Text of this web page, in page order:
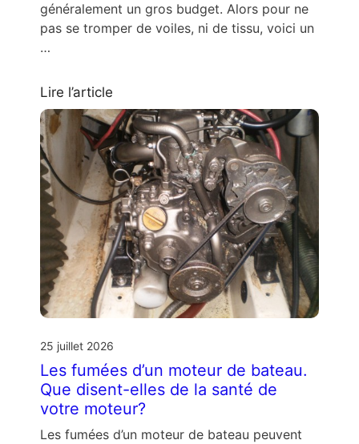
généralement un gros budget. Alors pour ne
pas se tromper de voiles, ni de tissu, voici un
…
Lire l’article
25 juillet 2026
Les fumées d’un moteur de bateau.
Que disent-elles de la santé de
votre moteur?
Les fumées d’un moteur de bateau peuvent